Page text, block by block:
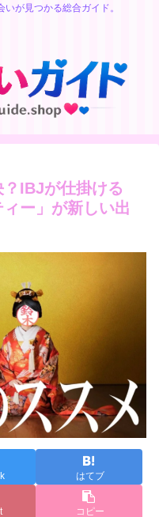
が見つかる総合ガイド。
IBJが仕掛ける
ィー」が新しい出
はてブ
コピー